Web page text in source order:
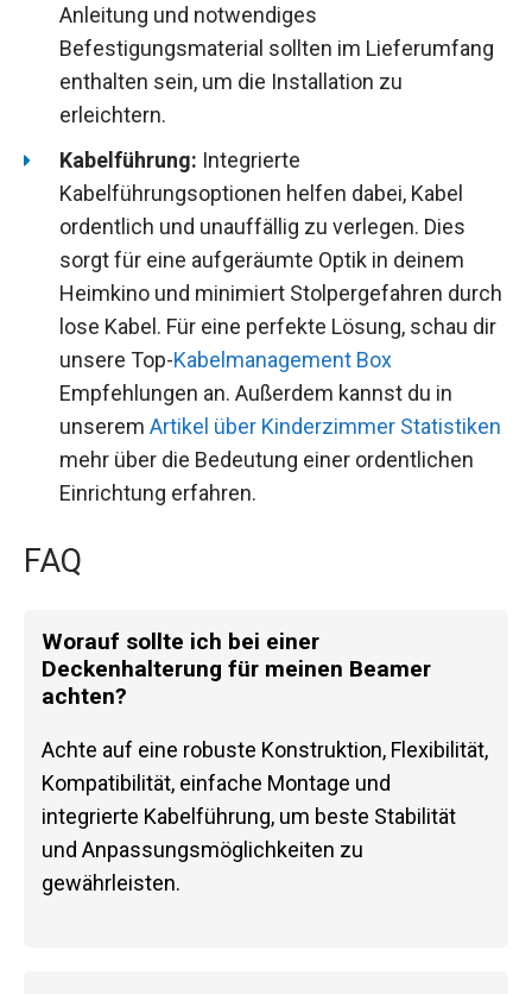
Anleitung und notwendiges
Befestigungsmaterial sollten im Lieferumfang
enthalten sein, um die Installation zu
erleichtern.
Kabelführung: Integrierte
Kabelführungsoptionen helfen dabei, Kabel
ordentlich und unauffällig zu verlegen. Dies
sorgt für eine aufgeräumte Optik in deinem
Heimkino und minimiert Stolpergefahren durch
lose Kabel. Für eine perfekte Lösung, schau dir
unsere Top-Kabelmanagement Box
Empfehlungen an. Außerdem kannst du in
unserem Artikel über Kinderzimmer Statistiken
mehr über die Bedeutung einer ordentlichen
Einrichtung erfahren.
FAQ
Worauf sollte ich bei einer
Deckenhalterung für meinen Beamer
achten?
Achte auf eine robuste Konstruktion, Flexibilität,
Kompatibilität, einfache Montage und
integrierte Kabelführung, um beste Stabilität
und Anpassungsmöglichkeiten zu
gewährleisten.